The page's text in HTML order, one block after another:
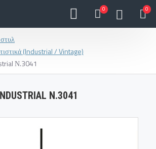
0 0
(Industrial / Vintage)
Ν.3041
Ν.3041